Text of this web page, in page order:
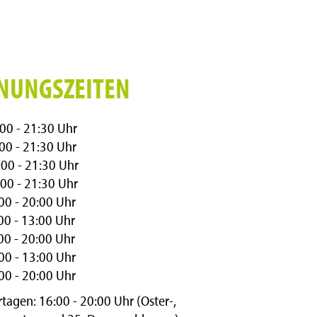
- 21:30 Uhr
- 21:30 Uhr
- 21:30 Uhr
- 21:30 Uhr
- 20:00 Uhr
- 13:00 Uhr
- 20:00 Uhr
- 13:00 Uhr
- 20:00 Uhr
16:00 - 20:00 Uhr (Oster-,